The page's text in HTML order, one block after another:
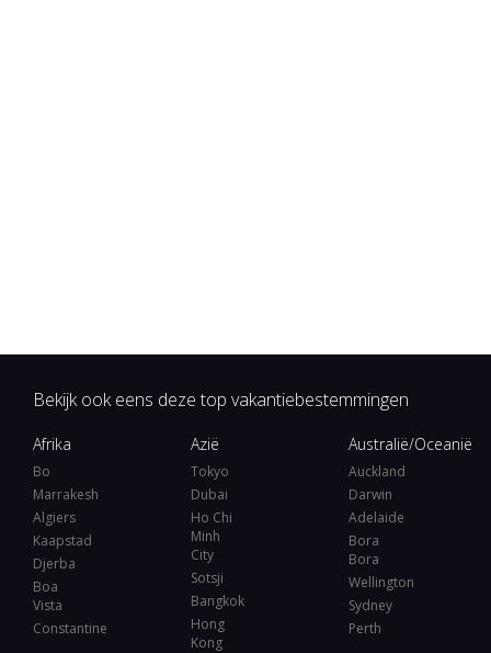
Bekijk ook eens deze top vakantiebestemmingen
Afrika
Bo
Marrakesh
Algiers
Kaapstad
Djerba
Boa
Vista
Constantine
Azië
Tokyo
Dubai
Ho Chi
Minh
City
Sotsji
Bangkok
Hong
Kong
Australië/Oceanië
Auckland
Darwin
Adelaide
Bora
Bora
Wellington
Sydney
Perth